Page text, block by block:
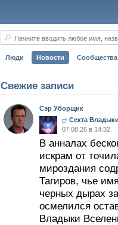
Начните вводить любое имя,
Люди Новости Сообщества
Свежие записи
Сэр Уборщик
Секта
07.08.26 в 14:32
В анналах
искрам от
мироздания
Тагиров, чье
черных дырах
осмелился
Владыки